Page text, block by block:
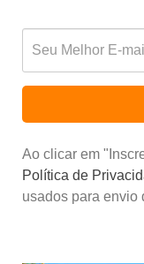
Ao clicar em
Política de
usados para envio